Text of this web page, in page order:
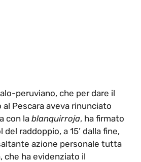
peruviano, che per dare il
Pescara aveva rinunciato
con la blanquirroja, ha firmato
raddoppio, a 15’ dalla fine,
azione personale tutta
che ha evidenziato il